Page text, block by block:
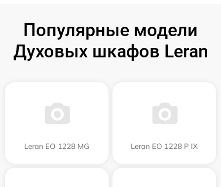
Популярные модели
Духовых шкафов Leran
Leran EO 1228 MG Leran EO 1228 P IX